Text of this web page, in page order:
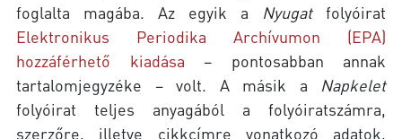
foglalta magába. Az egyik a Nyugat folyóirat
Elektronikus Periodika Archívumon (EPA)
hozzáférhető kiadása – pontosabban annak
tartalomjegyzéke – volt. A másik a Napkelet
folyóirat teljes anyagából a folyóiratszámra,
szerzőre, illetve cikkcímre vonatkozó adatok,